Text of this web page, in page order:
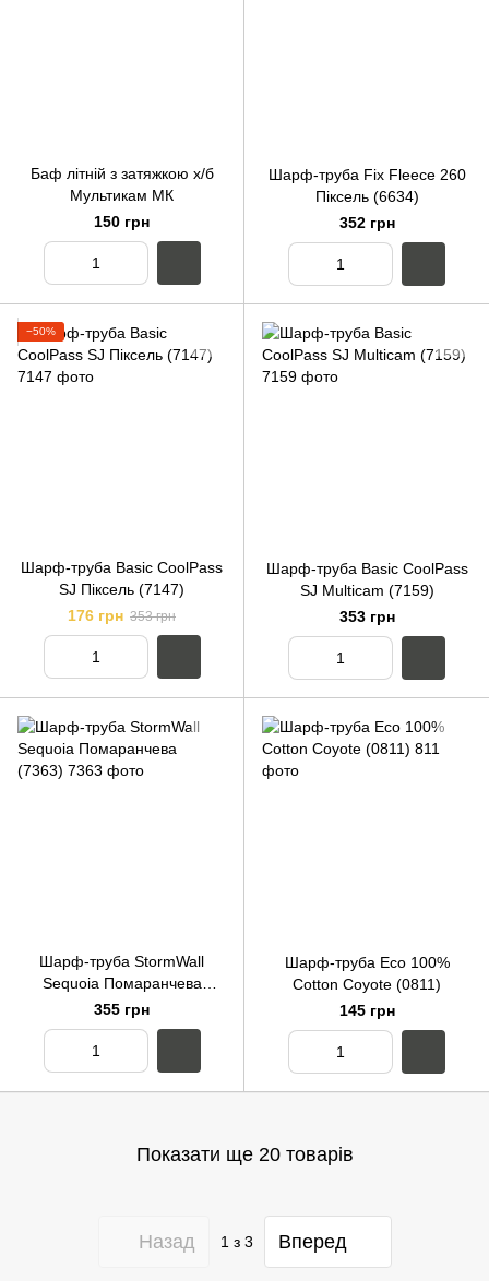
Баф літній з затяжкою х/б
Мультикам МК
150 грн
Шарф-труба Fix Fleece 260
Піксель (6634)
352 грн
−50%
Шарф-труба Basic CoolPass
SJ Піксель (7147)
176 грн 353 грн
Шарф-труба Basic CoolPass
SJ Мulticam (7159)
353 грн
Шарф-труба StormWall
Sequoia Помаранчева
(7363)
355 грн
Шарф-труба Eco 100%
Cotton Coyote (0811)
145 грн
Показати ще 20 товарів
Назад 1 з 3 Вперед